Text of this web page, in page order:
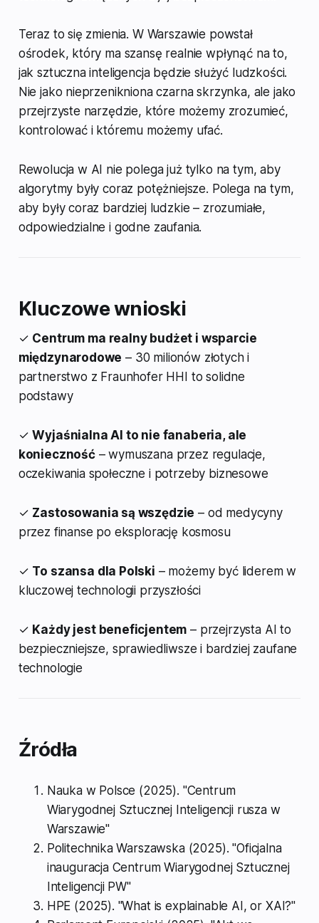
Teraz to się zmienia. W Warszawie powstał
ośrodek, który ma szansę realnie wpłynąć na to,
jak sztuczna inteligencja będzie służyć ludzkości.
Nie jako nieprzenikniona czarna skrzynka, ale jako
przejrzyste narzędzie, które możemy zrozumieć,
kontrolować i któremu możemy ufać.
Rewolucja w AI nie polega już tylko na tym, aby
algorytmy były coraz potężniejsze. Polega na tym,
aby były coraz bardziej ludzkie – zrozumiałe,
odpowiedzialne i godne zaufania.
Kluczowe wnioski
✓ Centrum ma realny budżet i wsparcie
międzynarodowe – 30 milionów złotych i
partnerstwo z Fraunhofer HHI to solidne
podstawy
✓Wyjaśnialna AI to nie fanaberia, ale
konieczność– wymuszana przez regulacje,
oczekiwania społeczne i potrzeby biznesowe
✓ Zastosowania są wszędzie – od medycyny
przez finanse po eksplorację kosmosu
✓ To szansa dla Polski – możemy być liderem w
kluczowej technologii przyszłości
✓ Każdy jest beneficjentem – przejrzysta AI to
bezpieczniejsze, sprawiedliwsze i bardziej zaufane
technologie
Źródła
Nauka w Polsce (2025). "Centrum
Wiarygodnej Sztucznej Inteligencji rusza w
Warszawie"
Politechnika Warszawska (2025). "Oficjalna
inauguracja Centrum Wiarygodnej Sztucznej
Inteligencji PW"
HPE (2025). "What is explainable AI, or XAI?"